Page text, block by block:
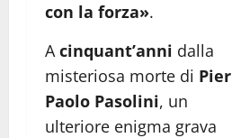
con la forza».
Acinquant’anni dalla
misteriosa morte di Pier
Paolo Pasolini, un
ulteriore enigma grava